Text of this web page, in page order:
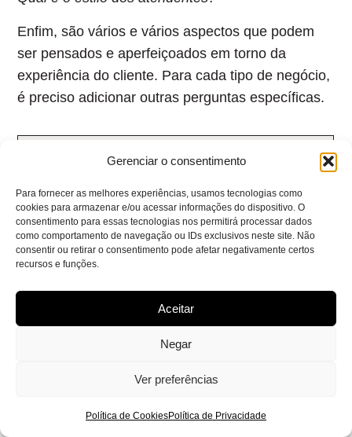
Gerenciar o consentimento
Para fornecer as melhores experiências, usamos tecnologias como
cookies para armazenar e/ou acessar informações do dispositivo. O
consentimento para essas tecnologias nos permitirá processar dados
como comportamento de navegação ou IDs exclusivos neste site. Não
consentir ou retirar o consentimento pode afetar negativamente certos
recursos e funções.
Aceitar
Negar
Ver preferências
Política de CookiesPolítica de Privacidade
Enfim, são vários e vários aspectos que podem
ser pensados e aperfeiçoados em torno da
experiência do cliente. Para cada tipo de negócio,
é preciso adicionar outras perguntas específicas.
Com mais de 7 milhões de clientes ativos, contando
com suas operações no Brasil, Argentina, Chile e
Colômbia, aDafiti, maior e-commerce de moda da
América Latina,
áreas que impactam a experiência do cliente.
Para enfrentar seus problemas, escolheu uma
base em um projeto com três etapas bem definidas e
pesquisas qualitativas internas e externas para